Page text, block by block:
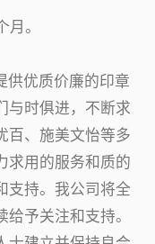
。
优质价廉的印章
与时俱进，不断求
百、施美文怡等多
求用的服务和质的
支持。我公司将全
予关注和支持。